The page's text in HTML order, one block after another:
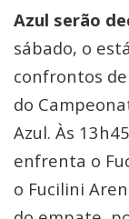
Azul serão
sábado, o
confrontos
do
Azul. Às
enfrenta o
o Fucilini